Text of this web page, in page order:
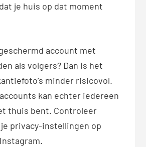
je huis op dat moment
account met
als volgers? Dan is het
minder risicovol.
kan echter iedereen
thuis bent. Controleer
privacy-instellingen op